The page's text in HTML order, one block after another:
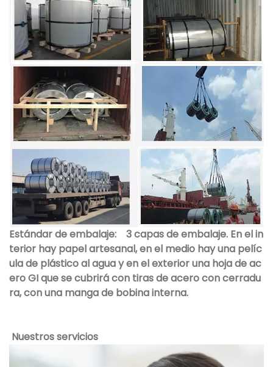
Estándar de embalaje:
3 capas de embalaje. En el in
terior hay papel artesanal, en el medio hay una pelíc
ula de plástico al agua y en el exterior una hoja de ac
ero GI que se cubrirá con tiras de acero con cerradu
ra, con una manga de bobina interna.
Nuestros servicios